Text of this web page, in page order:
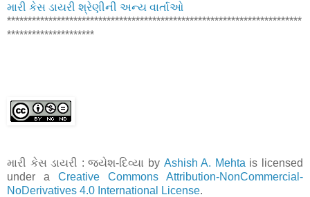
મારી કેસ ડાયરી શ્રેણીની અન્ય વાર્તાઓ
***********************************************************************
*********************
મારી કેસ ડાયરી : જયેશ-દિવ્યા by Ashish A. Mehta is licensed
under a Creative Commons Attribution-NonCommercial-
NoDerivatives 4.0 International License.